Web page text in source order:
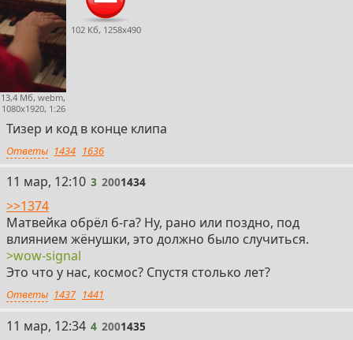
13,4 Мб, webm,
1080x1920, 1:26
102 Кб, 1258x490
Тизер и код в конце клипа
Ответы 1434 1636
3
11 мар, 12:10 3 2001434
>>1374
Матвейка обрёл б-га? Ну, рано или поздно, под
влиянием жёнушки, это должно было случиться.
>wow-signal
Это что у нас, космос? Спустя столько лет?
Ответы 1437 1441
4
11 мар, 12:34 4 2001435